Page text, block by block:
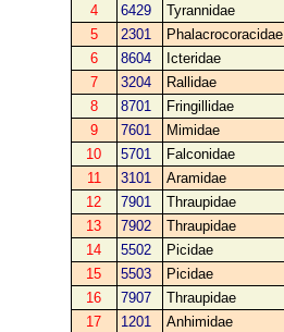
4
6429 Tyrannidae
5
2301 Phalacrocoracidae
6
8604 Icteridae
7
3204 Rallidae
8
8701 Fringillidae
9
7601 Mimidae
10
5701 Falconidae
11
3101 Aramidae
12
7901 Thraupidae
13
7902 Thraupidae
14
5502 Picidae
15
5503 Picidae
16
7907 Thraupidae
17
1201 Anhimidae